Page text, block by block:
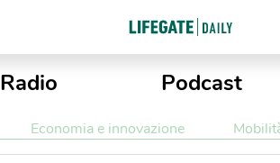
Radio Podcast
Economia e innovazione